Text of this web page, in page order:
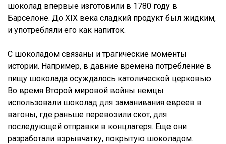
шоколад впервые изготовили в 1780 году в
Барселоне. До XIX века сладкий продукт был жидким,
и употребляли его как напиток.
С шоколадом связаны и трагические моменты
истории. Например, в давние времена потребление в
пищу шоколада осуждалось католической церковью.
Во время Второй мировой войны немцы
использовали шоколад для заманивания евреев в
вагоны, где раньше перевозили скот, для
последующей отправки в концлагеря. Еще они
разработали взрывчатку, покрытую шоколадом.